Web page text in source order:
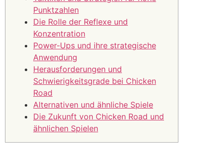
Punktzahlen
Die Rolle der Reflexe und
Konzentration
Power-Ups und ihre strategische
Anwendung
Herausforderungen und
Schwierigkeitsgrade bei Chicken
Road
Alternativen und ähnliche Spiele
Die Zukunft von Chicken Road und
ähnlichen Spielen